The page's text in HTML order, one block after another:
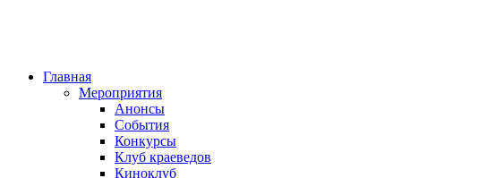
Главная
Мероприятия
Анонсы
События
Конкурсы
Клуб краеведов
Киноклуб